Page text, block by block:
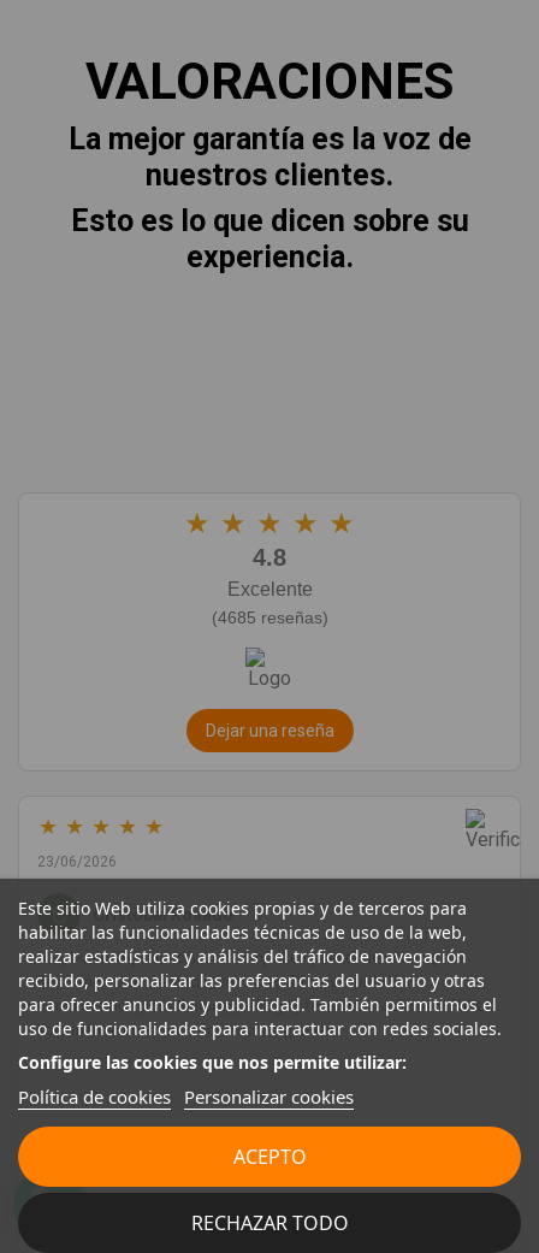
VALORACIONES
La mejor garantía es la voz de
nuestros clientes.
Esto es lo que dicen sobre su
experiencia.
★ ★ ★ ★ ★
4.8
Excelente
(4685 reseñas)
Dejar una reseña
★ ★ ★ ★ ★
23/06/2026
Cristóbal Rosado
Muy buena experiencia. Les compré un puente delantero y me
llegó en perfecto estado, con un envío muy rápido. La
comunicación por WhatsApp es ágil y te aclaran todas las dudas.
Totalmente recomendado. Muchas gracias.
Este sitio Web utiliza cookies propias y de terceros para
habilitar las funcionalidades técnicas de uso de la web,
realizar estadísticas y análisis del tráfico de navegación
recibido, personalizar las preferencias del usuario y otras
para ofrecer anuncios y publicidad. También permitimos el
uso de funcionalidades para interactuar con redes sociales.
Configure las cookies que nos permite utilizar:
Política de cookies Personalizar cookies
RECHAZAR TODO
ACEPTO